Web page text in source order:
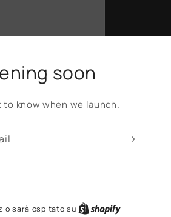
soon
know when we launch.
sarà ospitato su